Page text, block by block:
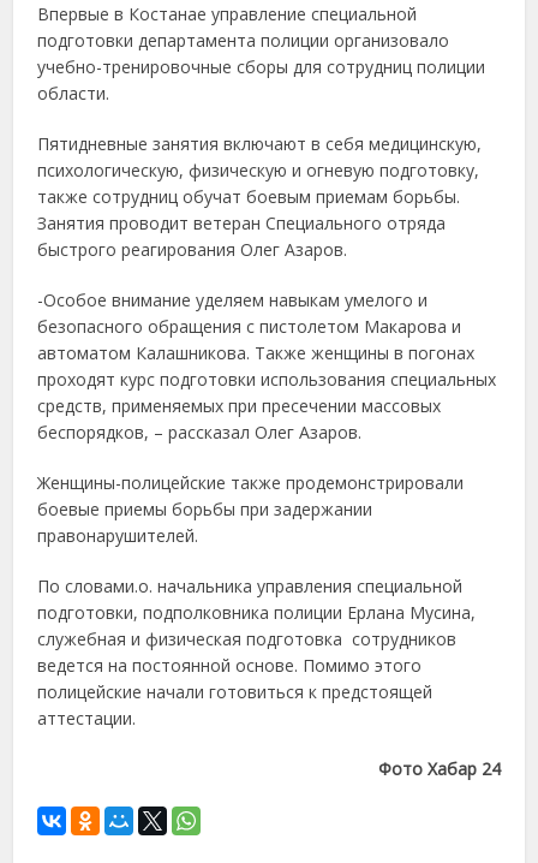
Впервые в Костанае управление специальной
подготовки департамента полиции организовало
учебно-тренировочные сборы для сотрудниц полиции
области.
Пятидневные занятия включают в себя медицинскую,
психологическую, физическую и огневую подготовку,
также сотрудниц обучат боевым приемам борьбы.
Занятия проводит ветеран Специального отряда
быстрого реагирования Олег Азаров.
-Особое внимание уделяем навыкам умелого и
безопасного обращения с пистолетом Макарова и
автоматом Калашникова. Также женщины в погонах
проходят курс подготовки использования специальных
средств, применяемых при пресечении массовых
беспорядков, – рассказал Олег Азаров.
Женщины-полицейские также продемонстрировали
боевые приемы борьбы при задержании
правонарушителей.
По словами.о. начальника управления специальной
подготовки, подполковника полиции Ерлана Мусина,
служебная и физическая подготовка сотрудников
ведется на постоянной основе. Помимо этого
полицейские начали готовиться к предстоящей
аттестации.
Фото Хабар 24